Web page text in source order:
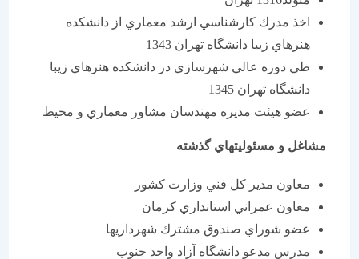
اخذ مدرك كارشناسي ارشد معماري از دانشكده
هنرهاي زيبا دانشگاه تهران 1343
طي دوره عالي شهرسازي در دانشكده هنرهاي زيبا
دانشگاه تهران 1345
عضو هيئت مديره مهندسان مشاور معماري و محيط
مشاغل و مسئوليتهاي گذشته
معاون مدير كل فني وزارت كشور
معاون عمراني استانداري كرمان
عضو شوراي صندوق مشترك شهرداريها
مدرس مدعو دانشگاه آزاد واحد جنوب